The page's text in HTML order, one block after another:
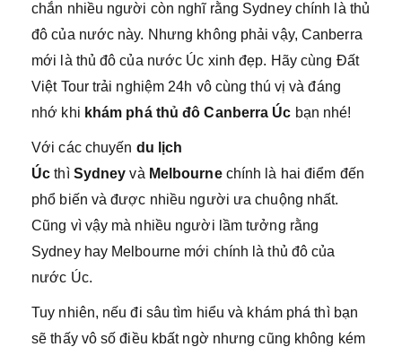
chắn nhiều người còn nghĩ rằng Sydney chính là thủ
đô của nước này. Nhưng không phải vậy, Canberra
mới là thủ đô của nước Úc xinh đẹp. Hãy cùng Đất
Việt Tour trải nghiệm 24h vô cùng thú vị và đáng
nhớ khi khám phá thủ đô Canberra Úc bạn nhé!
Với các chuyến du lịch
Úcthì Sydney và Melbourne chính là hai điểm đến
phổ biến và được nhiều người ưa chuộng nhất.
Cũng vì vậy mà nhiều người lầm tưởng rằng
Sydney hay Melbourne mới chính là thủ đô của
nước Úc.
Tuy nhiên, nếu đi sâu tìm hiểu và khám phá thì bạn
sẽ thấy vô số điều kbất ngờ nhưng cũng không kém